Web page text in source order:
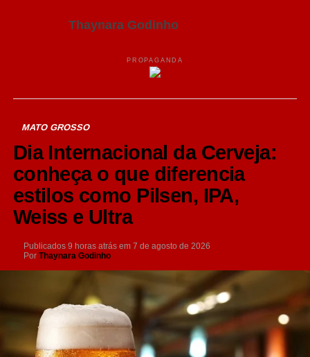
Thaynara Godinho
PROPAGANDA
MATO GROSSO
Dia Internacional da Cerveja:
conheça o que diferencia
estilos como Pilsen, IPA,
Weiss e Ultra
Publicados 9 horas atrás em 7 de agosto de 2026
Por Thaynara Godinho